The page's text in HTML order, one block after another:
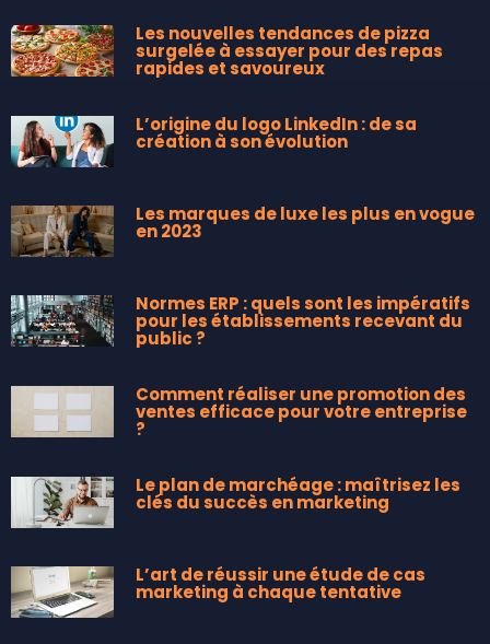
Les nouvelles tendances de pizza
surgelée à essayer pour des repas
rapides et savoureux
L’origine du logo LinkedIn : de sa
création à son évolution
Les marques de luxe les plus en vogue
en 2023
Normes ERP : quels sont les impératifs
pour les établissements recevant du
public ?
Comment réaliser une promotion des
ventes efficace pour votre entreprise
?
Le plan de marchéage : maîtrisez les
clés du succès en marketing
L’art de réussir une étude de cas
marketing à chaque tentative